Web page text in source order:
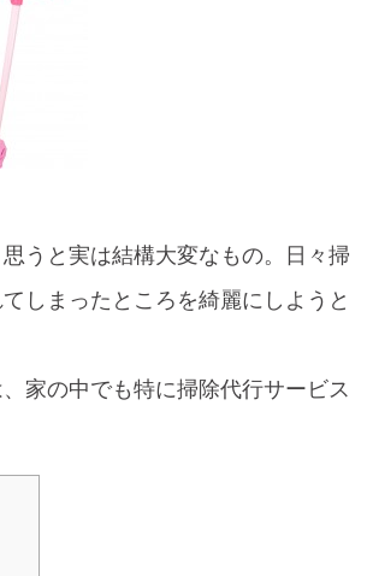
うと実は結構大変なもの。日々掃
しまったところを綺麗にしようと
家の中でも特に掃除代行サービス